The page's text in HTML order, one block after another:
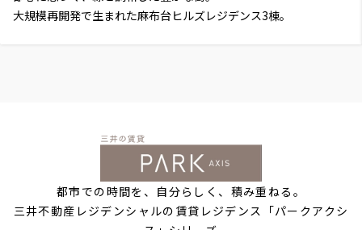
大規模再開発で生まれた麻布台ヒルズレジデンス3棟。
都市での時間を、自分らしく、積み重ねる。
三井不動産レジデンシャルの賃貸レジデンス「パークアクシ